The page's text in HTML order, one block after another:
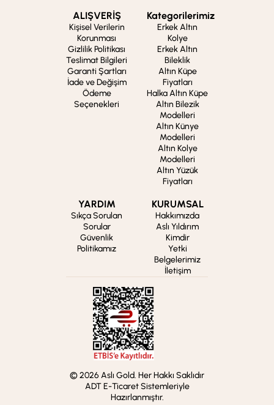
ALIŞVERİŞ
Kişisel Verilerin
Korunması
Gizlilik Politikası
Teslimat Bilgileri
Garanti Şartları
İade ve Değişim
Ödeme
Seçenekleri
Kategorilerimiz
Erkek Altın
Kolye
Erkek Altın
Bileklik
Altın Küpe
Fiyatları
Halka Altın Küpe
Altın Bilezik
Modelleri
Altın Künye
Modelleri
Altın Kolye
Modelleri
Altın Yüzük
Fiyatları
YARDIM
Sıkça Sorulan
Sorular
Güvenlik
Politikamız
KURUMSAL
Hakkımızda
Aslı Yıldırım
Kimdir
Yetki
Belgelerimiz
İletişim
© 2026 Aslı Gold. Her Hakkı Saklıdır
ADT E-Ticaret Sistemleriyle
Hazırlanmıştır.